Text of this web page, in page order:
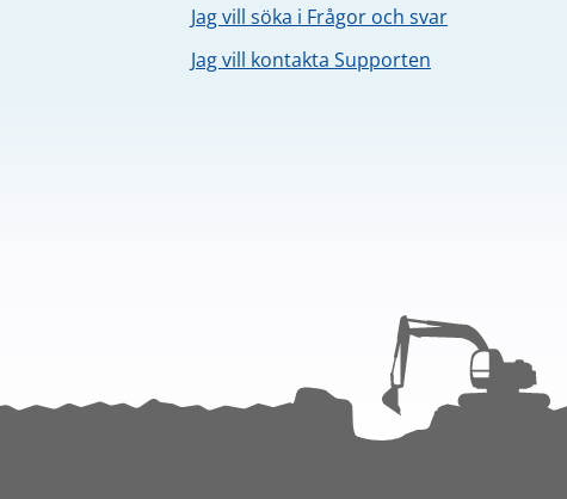
Jag vill söka i Frågor och svar
Jag vill kontakta Supporten